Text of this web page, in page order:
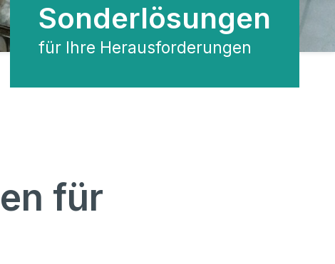
Sonderlösungen
für Ihre Herausforderungen
für